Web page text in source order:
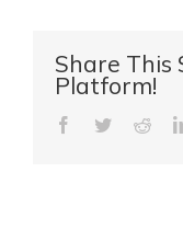
Share This
Platform!
Facebook
Twitter